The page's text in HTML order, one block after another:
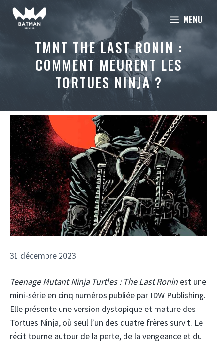
Aller
MENU
TMNT THE LAST RONIN :
COMMENT MEURENT LES
TORTUES NINJA ?
31 décembre 2023
Teenage Mutant Ninja Turtles : The Last Ronin est une
mini-série en cinq numéros publiée par IDW Publishing.
Elle présente une version dystopique et mature des
Tortues Ninja, où seul l’un des quatre frères survit. Le
récit tourne autour de la perte, de la vengeance et du